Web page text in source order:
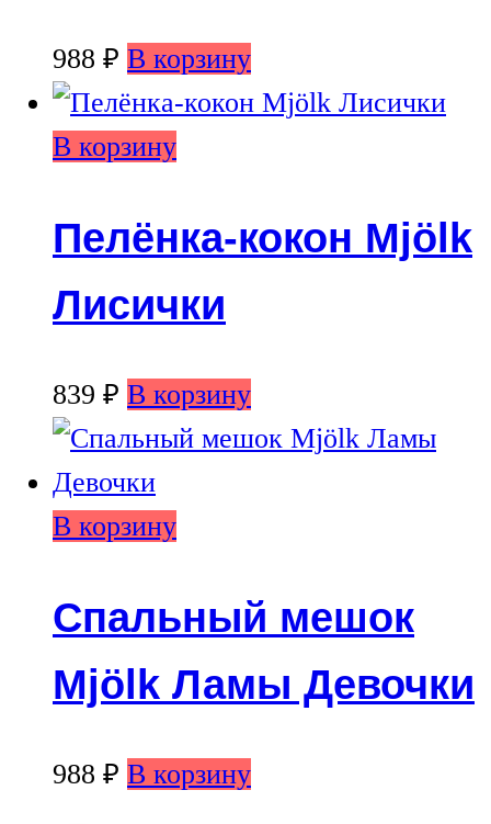
988 ₽ В корзину
В корзину
Пелёнка-кокон Mjölk
Лисички
839 ₽ В корзину
В корзину
Спальный мешок
Mjölk Ламы Девочки
988 ₽ В корзину